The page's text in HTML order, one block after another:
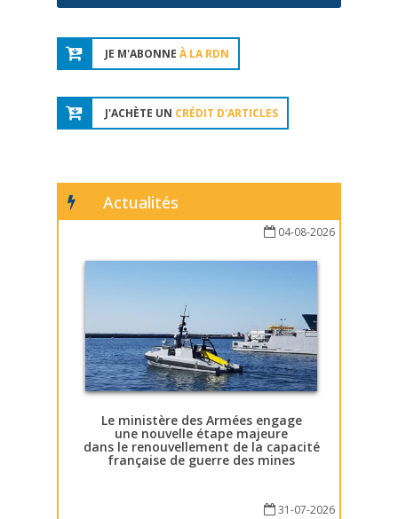
JE M'ABONNE À LA RDN
J'ACHÈTE UN CRÉDIT D'ARTICLES
Actualités
04-08-2026
Le ministère des Armées engage
une nouvelle étape majeure
dans le renouvellement de la capacité
française de guerre des mines
31-07-2026